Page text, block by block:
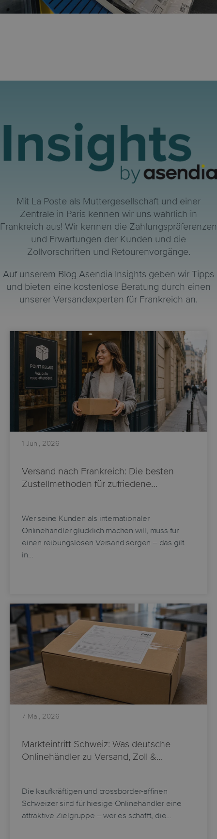
Mit La Poste als Muttergesellschaft und einer
Zentrale in Paris kennen wir uns wahrlich in
Frankreich aus! Wir kennen die Zahlungspräferenzen
und Erwartungen der Kunden und die
Zollvorschriften und Retourenvorgänge.
Auf unserem Blog Asendia Insights geben wir Tipps
und bieten eine kostenlose Beratung durch einen
unserer Versandexperten für Frankreich an.
1 Juni, 2026
Versand nach Frankreich: Die besten
Zustellmethoden für zufriedene…
Wer seine Kunden als internationaler
Onlinehändler glücklich machen will, muss für
einen reibungslosen Versand sorgen – das gilt
in…
7 Mai, 2026
Markteintritt Schweiz: Was deutsche
Onlinehändler zu Versand, Zoll &…
Die kaufkräftigen und crossborder-affinen
Schweizer sind für hiesige Onlinehändler eine
attraktive Zielgruppe – wer es schafft, die…